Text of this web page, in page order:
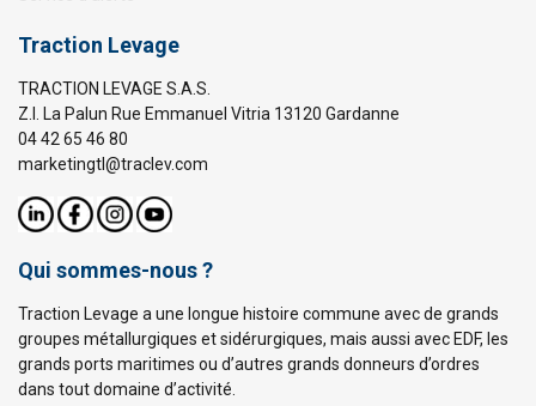
Traction Levage
TRACTION LEVAGE S.A.S.
Z.I. La Palun Rue Emmanuel Vitria 13120 Gardanne
04 42 65 46 80
marketingtl@traclev.com
Qui sommes-nous ?
Traction Levage a une longue histoire commune avec de grands
groupes métallurgiques et sidérurgiques, mais aussi avec EDF, les
grands ports maritimes ou d’autres grands donneurs d’ordres
dans tout domaine d’activité.